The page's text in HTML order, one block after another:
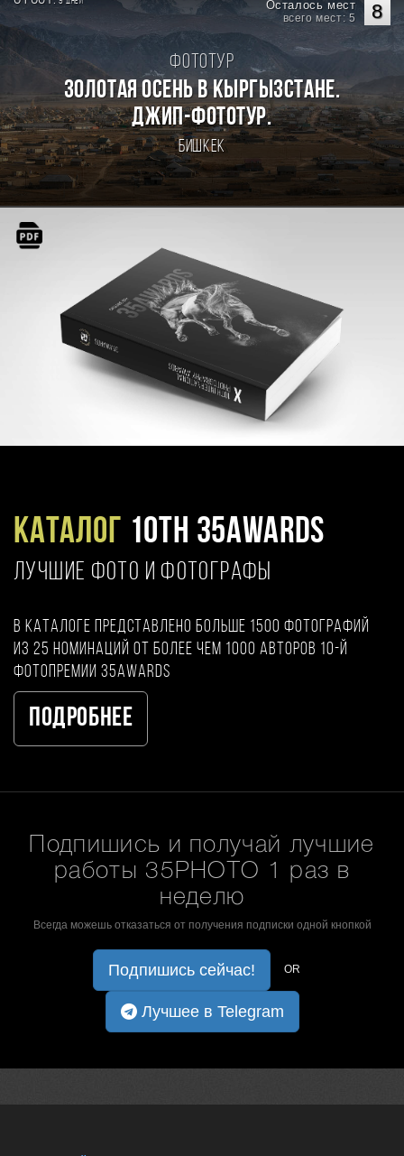
8
Осталось мест
всего мест: 5
Фототур
Золотая осень в Кыргызстане.
Джип-фототур.
Бишкек
Каталог 10TH 35AWARDS
ЛУЧШИЕ ФОТО И ФОТОГРАФЫ
В каталоге представлено больше 1500 фотографий
из 25 номинаций от более чем 1000 авторов 10-й
фотопремии 35AWARDS
Подробнее
Подпишись и получай лучшие
работы 35PHOTO 1 раз в
неделю
Всегда можешь отказаться от получения подписки одной кнопкой
Подпишись сейчас! OR
Лучшее в Telegram